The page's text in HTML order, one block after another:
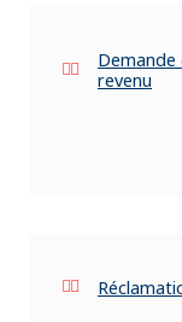
revenu